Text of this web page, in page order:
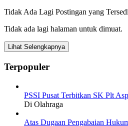
Tidak Ada Lagi Postingan yang
Tidak ada lagi halaman untuk dimuat.
Lihat Selengkapnya
Terpopuler
PSSI Pusat Terbitkan SK Plt
Di Olahraga
Atas Dugaan Pengabaian